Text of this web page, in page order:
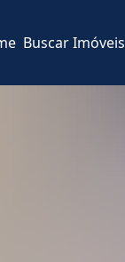
Buscar Imóveis